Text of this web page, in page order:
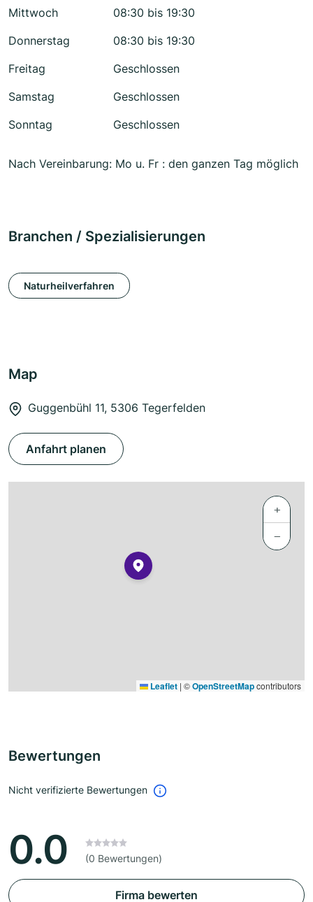
Mittwoch
08:30 bis 19:30
Donnerstag
08:30 bis 19:30
Freitag
Geschlossen
Samstag
Geschlossen
Sonntag
Geschlossen
Nach Vereinbarung: Mo u. Fr : den ganzen Tag möglich
Branchen / Spezialisierungen
Naturheilverfahren
Map
Guggenbühl 11, 5306 Tegerfelden
Anfahrt planen
+
−
Leaflet | ©OpenStreetMapcontributors
Bewertungen
Nicht verifizierte Bewertungen
0.0 (0 Bewertungen)
Firma bewerten